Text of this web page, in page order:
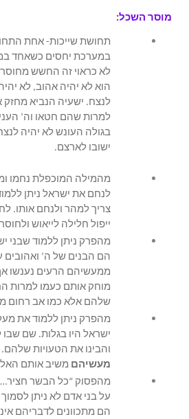
מוסר השכל:
תחושת שייכות- אחת
במערכת יחסים כשאחד
לא כראוי זה החשש
הוא לא יהיה אהוב, לא
לנצח. ישעיה הנביא
למרות שהם חטאו וה’
בגולה העונש לא יהיה
ישובו לארצם.
מהמילה המוכפלת נחמו
לנחם את ישראל ניתן
צריך למהר ולנחם אותו.
ייפול חלילה לייאוש
מהפרק ניתן ללמוד שבני
הם הבנים של ה’ ואהובים
ממעשיהם הרעים נענשו
מוחק אותם כעמו למרות
שלהם אלא כמו אב רחום
מהפרק ניתן ללמוד את
ישראל היו בגלות. שם שבו
והבינו את הטעויות שלהם.
מעשיהם משיב אותם
מהפסוק “כל הבשר
על בני אדם לא ניתן
הם מתכוונים לדבריהם